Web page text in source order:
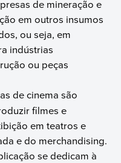
de mineração e
em outros insumos
ou seja, em
indústrias
ou peças
de cinema são
filmes e
em teatros e
e do merchandising.
se dedicam à